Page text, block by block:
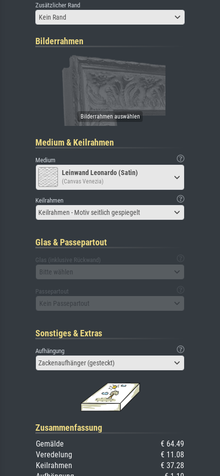
Zusätzlicher Rand
Kein Rand
Bilderrahmen
Medium & Keilrahmen
Medium
Leinwand Leonardo (Satin)
(Canvas Venezia)
Keilrahmen
Keilrahmen - Motiv seitlich gespiegelt
Glas & Passepartout
Glas (inklusive Rückwand)
Bitte wählen
Passepartout
Kein Passepartout
Sonstiges & Extras
Aufhängung
Zackenaufhänger (gesteckt)
Zusammenfassung
Gemälde
€ 64.49
Veredelung
€ 11.08
Keilrahmen
€ 37.28